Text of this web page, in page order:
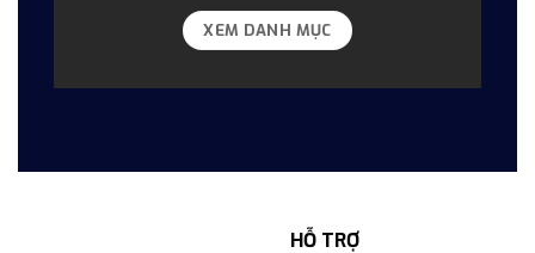
XEM DANH MỤC
HỖ TRỢ